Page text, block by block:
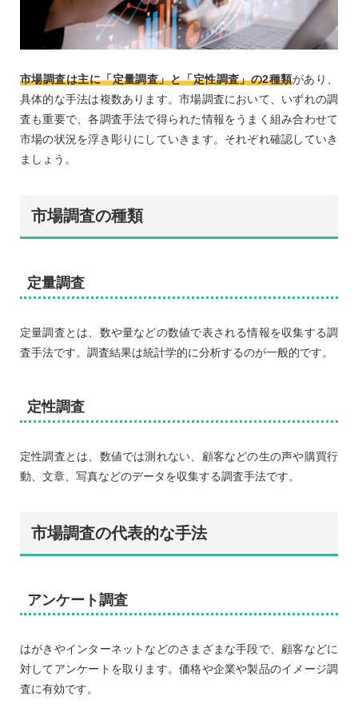
市場調査は主に「定量調査」と「定性調査」の2種類があり、
具体的な手法は複数あります。市場調査において、いずれの調
査も重要で、各調査手法で得られた情報をうまく組み合わせて
市場の状況を浮き彫りにしていきます。それぞれ確認していき
ましょう。
市場調査の種類
定量調査
定量調査とは、数や量などの数値で表される情報を収集する調
査手法です。調査結果は統計学的に分析するのが一般的です。
定性調査
定性調査とは、数値では測れない、顧客などの生の声や購買行
動、文章、写真などのデータを収集する調査手法です。
市場調査の代表的な手法
アンケート調査
はがきやインターネットなどのさまざまな手段で、顧客などに
対してアンケートを取ります。価格や企業や製品のイメージ調
査に有効です。